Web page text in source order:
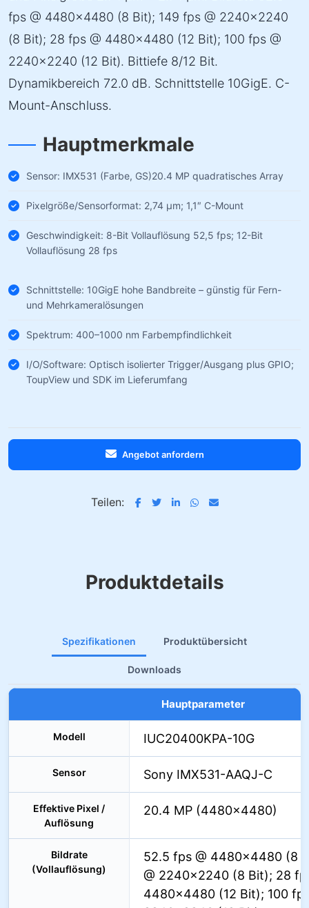
fps @ 4480×4480 (8 Bit); 149 fps @ 2240×2240
(8 Bit); 28 fps @ 4480×4480 (12 Bit); 100 fps @
2240×2240 (12 Bit). Bittiefe 8/12 Bit.
Dynamikbereich 72.0 dB. Schnittstelle 10GigE. C-
Mount-Anschluss.
Hauptmerkmale
Sensor: IMX531 (Farbe, GS)20.4 MP quadratisches Array
Pixelgröße/Sensorformat: 2,74 µm; 1,1″ C-Mount
Geschwindigkeit: 8-Bit Vollauflösung 52,5 fps; 12-Bit
Vollauflösung 28 fps
Schnittstelle: 10GigE hohe Bandbreite – günstig für Fern-
und Mehrkameralösungen
Spektrum: 400–1000 nm Farbempfindlichkeit
I/O/Software: Optisch isolierter Trigger/Ausgang plus GPIO;
ToupView und SDK im Lieferumfang
Angebot anfordern
Teilen:
Produktdetails
Spezifikationen Produktübersicht
Downloads
Hauptparameter
Modell IUC20400KPA-10G
Sensor Sony IMX531-AAQJ-C
Effektive Pixel /
Auflösung
20.4 MP (4480×4480)
Bildrate
(Vollauflösung)
52.5 fps @ 4480×4480 (8
@ 2240×2240 (8 Bit); 28
4480×4480 (12 Bit); 100